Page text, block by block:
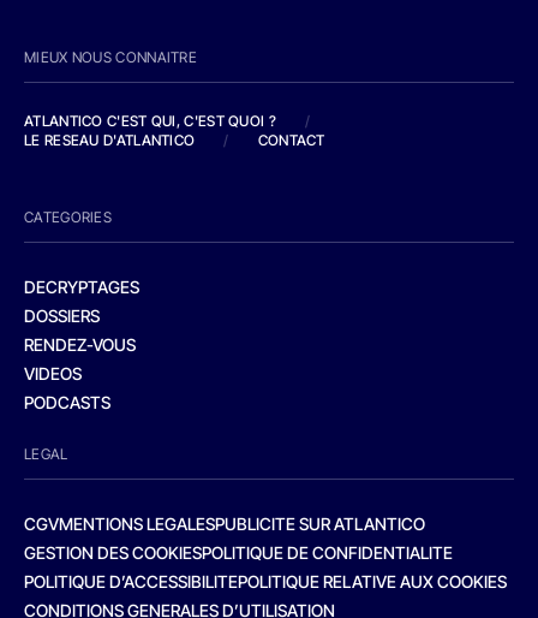
MIEUX NOUS CONNAITRE
ATLANTICO C'EST QUI, C'EST QUOI ?
/
LE RESEAU D'ATLANTICO
/ CONTACT
CATEGORIES
DECRYPTAGES
DOSSIERS
RENDEZ-VOUS
VIDEOS
PODCASTS
LEGAL
CGVMENTIONS LEGALESPUBLICITE SUR ATLANTICO
GESTION DES COOKIESPOLITIQUE DE CONFIDENTIALITE
POLITIQUE D’ACCESSIBILITEPOLITIQUE RELATIVE AUX COOKIES
CONDITIONS GENERALES D’UTILISATION